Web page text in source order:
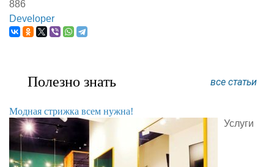
886
Developer
Полезно знать все статьи
Модная стрижка всем нужна!
Услуги